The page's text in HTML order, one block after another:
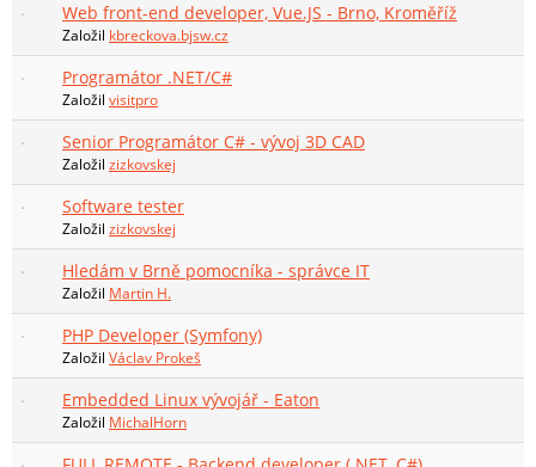
Web front-end developer, Vue.JS - Brno, Kroměříž
Založil kbreckova.bjsw.cz
Programátor .NET/C#
Založil visitpro
Senior Programátor C# - vývoj 3D CAD
Založil zizkovskej
Software tester
Založil zizkovskej
Hledám v Brně pomocníka - správce IT
Založil Martin H.
PHP Developer (Symfony)
Založil Václav Prokeš
Embedded Linux vývojář - Eaton
Založil MichalHorn